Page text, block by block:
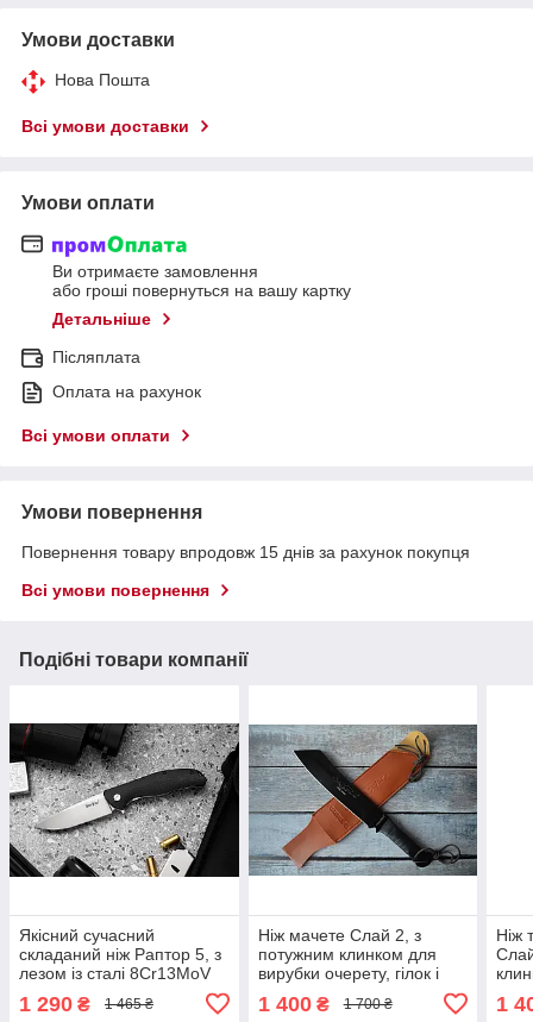
Умови доставки
Нова Пошта
Всі умови доставки
Умови оплати
Ви отримаєте замовлення
або гроші повернуться на вашу картку
Детальніше
Післяплата
Оплата на рахунок
Всі умови оплати
Умови повернення
Повернення товару впродовж 15 днів за рахунок покупця
Всі умови повернення
Подібні товари компанії
Якісний сучасний
складаний ніж Раптор 5, з
лезом із сталі 8Cr13MoV
1 290 ₴ 1 465 ₴
Ніж мачете Слай 2, з
потужним клинком для
вирубки очерету, гілок і
1 400₴ 1 700 ₴
Ніж
1